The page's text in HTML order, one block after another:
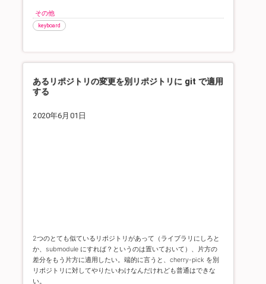
その他
keyboard
あるリポジトリの変更を別リポジトリに git で適用
する
2020年6月01日
2つのとても似ているリポジトリがあって（ライブラリにしろと
か、submodule にすれば？というのは置いておいて）、片方の
差分をもう片方に適用したい。端的に言うと、cherry-pick を別
リポジトリに対してやりたいわけなんだけれども普通はできな
い。